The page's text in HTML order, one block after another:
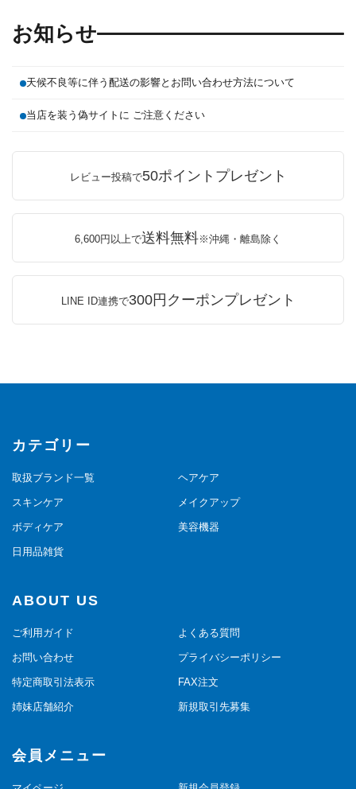
お知らせ
天候不良等に伴う配送の影響とお問い合わせ方法について
当店を装う偽サイトに ご注意ください
レビュー投稿で50ポイントプレゼント
6,600円以上で送料無料※沖縄・離島除く
LINE ID連携で300円クーポンプレゼント
カテゴリー
取扱ブランド一覧 ヘアケア
スキンケア メイクアップ
ボディケア 美容機器
日用品雑貨
ABOUT US
ご利用ガイド よくある質問
お問い合わせ プライバシーポリシー
特定商取引法表示 FAX注文
姉妹店舗紹介 新規取引先募集
会員メニュー